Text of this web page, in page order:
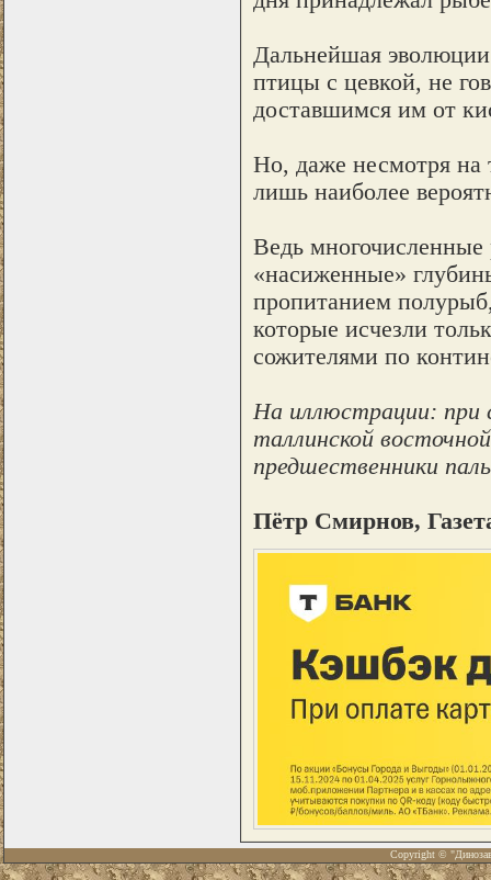
Дальнейшая
птицы с цевкой, не
доставшимся им от
Но, даже несмотря на
лишь наиболее
Ведь многочисленные
«насиженные»
пропитанием
которые исчезли
сожителями по
На иллюстрации: при
таллинской
предшественники
Пётр Смирнов,
Copyright ©